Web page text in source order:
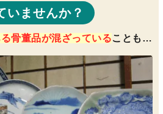
いませんか？
骨董品が混ざっていることも…